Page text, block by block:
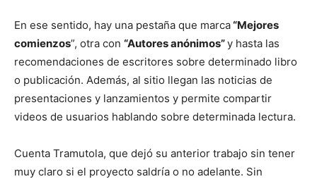
En ese sentido, hay una pestaña que marca“Mejores
comienzos”, otra con “Autores anónimos”y hasta las
recomendaciones de escritores sobre determinado libro
o publicación. Además, al sitio llegan las noticias de
presentaciones y lanzamientos y permite compartir
videos de usuarios hablando sobre determinada lectura.
Cuenta Tramutola, que dejó su anterior trabajo sin tener
muy claro si el proyecto saldría o no adelante. Sin